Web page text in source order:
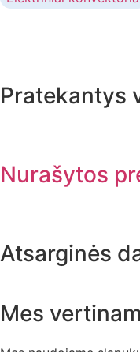
Pratekantys
Nurašytos
Atsarginės
Mes